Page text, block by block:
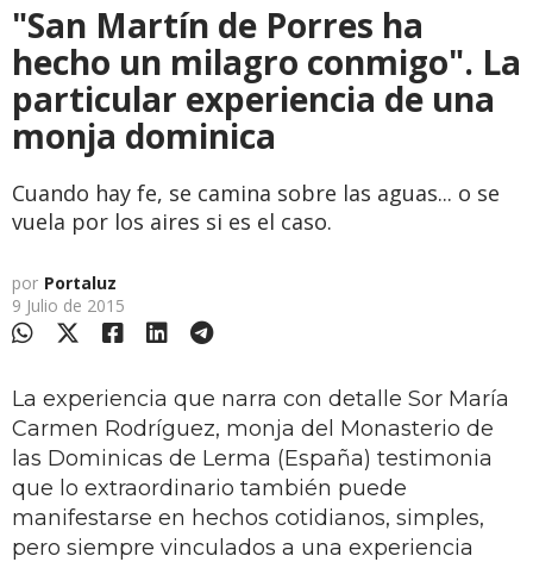
"San Martín de Porres ha
hecho un milagro conmigo". La
particular experiencia de una
monja dominica
Cuando hay fe, se camina sobre las aguas... o se
vuela por los aires si es el caso.
por Portaluz
9 Julio de 2015
La experiencia que narra con detalle Sor María
Carmen Rodríguez, monja del Monasterio de
las Dominicas de Lerma (España) testimonia
que lo extraordinario también puede
manifestarse en hechos cotidianos, simples,
pero siempre vinculados a una experiencia